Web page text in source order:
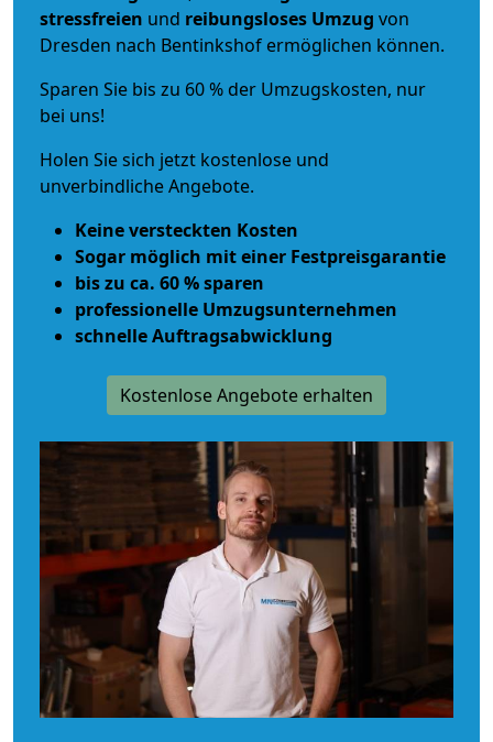
stressfreien und reibungsloses Umzug von
Dresden nach Bentinkshof ermöglichen können.
Sparen Sie bis zu 60 % der Umzugskosten, nur
bei uns!
Holen Sie sich jetzt kostenlose und
unverbindliche Angebote.
Keine versteckten Kosten
Sogar möglich mit einer Festpreisgarantie
bis zu ca. 60 % sparen
professionelle Umzugsunternehmen
schnelle Auftragsabwicklung
Kostenlose Angebote erhalten